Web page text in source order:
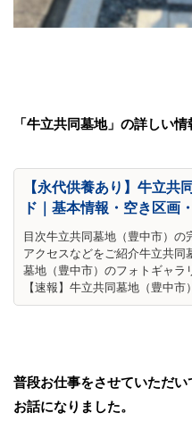
「牛立共同墓地」の詳しい
【永代供養あり】牛立共
ド｜基本情報・空き区画
目次牛立共同墓地（豊中市）の
アクセスなどをご紹介牛立共同
墓地（豊中市）のフォトギャラ
【速報】牛立共同墓地（豊中市
普段お仕事をさせていただい
お話になりました。